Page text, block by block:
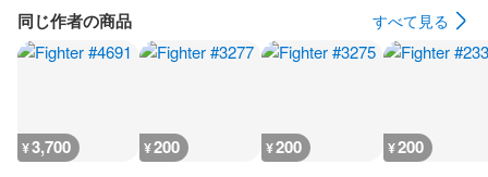
同じ作者の商品 すべて見る
¥3,700 ¥200 ¥200 ¥200